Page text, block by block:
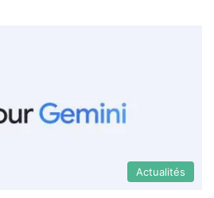
Actualités